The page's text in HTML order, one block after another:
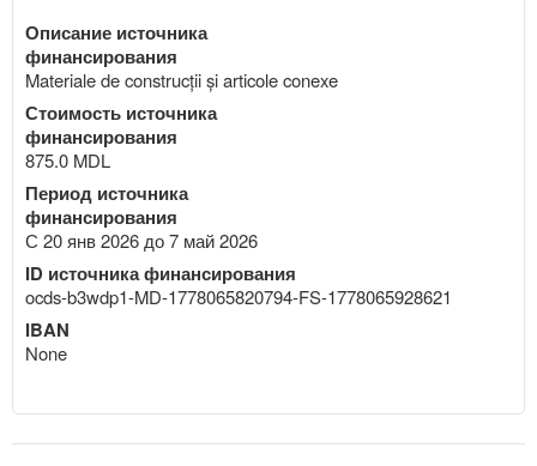
Описание источника
финансирования
Materiale de construcții și articole conexe
Стоимость источника
финансирования
875.0 MDL
Период источника
финансирования
С 20 янв 2026 до 7 май 2026
ID источника финансирования
ocds-b3wdp1-MD-1778065820794-FS-1778065928621
IBAN
None